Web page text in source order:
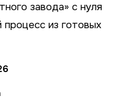
завода» с нуля
процесс из готовых